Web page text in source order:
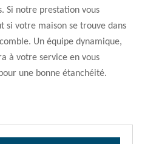
Si notre prestation vous
si votre maison se trouve dans
Un équipe dynamique,
à votre service en vous
une bonne étanchéité.